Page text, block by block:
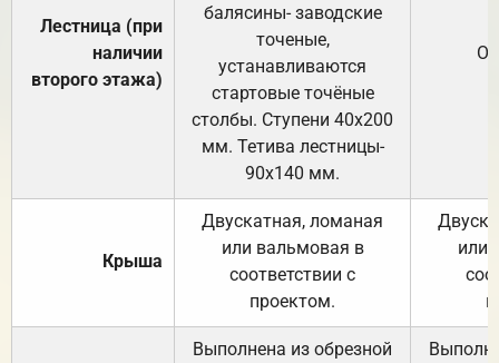
Лестница (при
наличии
второго этажа)
балясины- заводские
точеные,
устанавливаются
стартовые точёные
столбы. Ступени 40х200
мм. Тетива лестницы-
90х140 мм.
Крыша
Двускатная, ломаная
или вальмовая в
соответствии с
проектом.
или
Выполнена из обрезной